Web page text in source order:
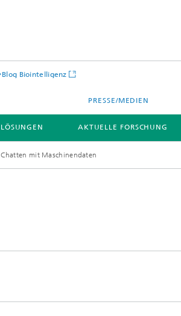
Blog Biointelligenz
PRESSE/MEDIEN
LÖSUNGEN AKTUELLE FORSCHUNG
Chatten mit Maschinendaten